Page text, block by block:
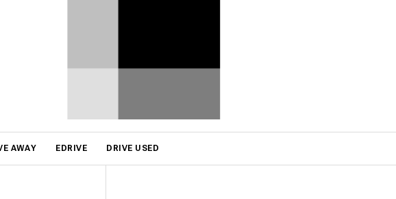
AWAY EDRIVE DRIVE USED